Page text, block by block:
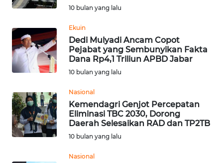
10 bulan yang lalu
Ekuin
Dedi Mulyadi Ancam Copot
Pejabat yang Sembunyikan Fakta
Dana Rp4,1 Triliun APBD Jabar
10 bulan yang lalu
Nasional
Kemendagri Genjot Percepatan
Eliminasi TBC 2030, Dorong
Daerah Selesaikan RAD dan TP2TB
10 bulan yang lalu
Nasional
WN
SERIBU
WN
TANGERANG
WN
BINJAI
WN